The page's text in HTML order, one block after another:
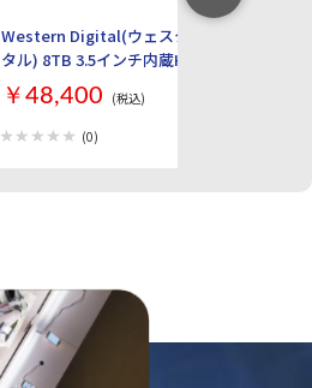
Western Digital(ウェスタンデジ
タル) 8TB 3.5インチ内蔵HDD WD
Blue WD80EAAZ
￥48,400 (税込)
(0)